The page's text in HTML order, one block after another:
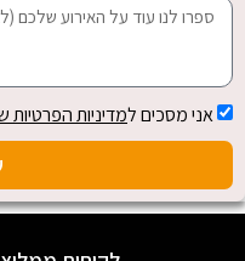
אני מסכים למדיניות